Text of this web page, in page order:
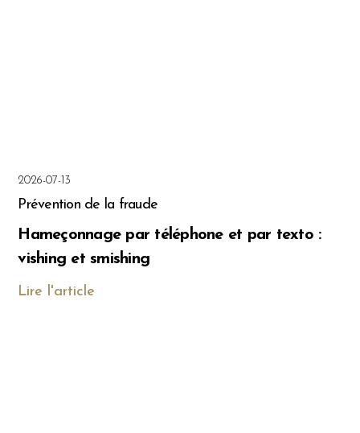
2026-07-13
Prévention de la fraude
Hameçonnage par téléphone et par texto :
vishing et smishing
Lire l'article